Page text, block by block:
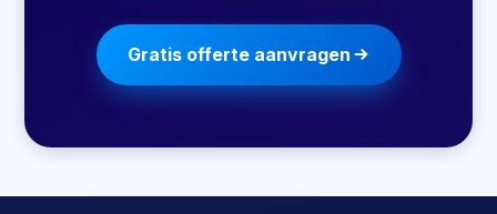
Gratis offerte aanvragen